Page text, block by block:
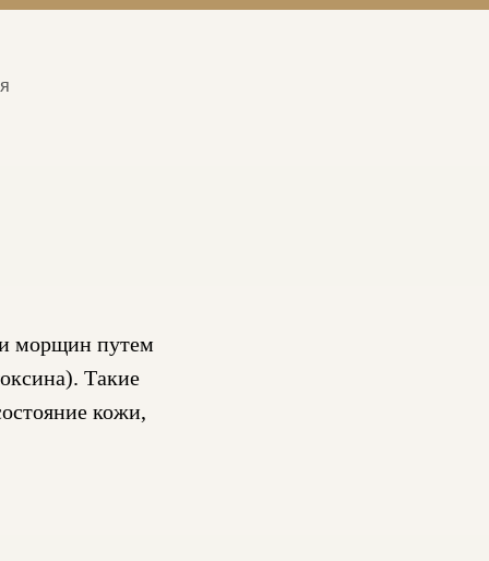
морщин путем
Такие
кожи,